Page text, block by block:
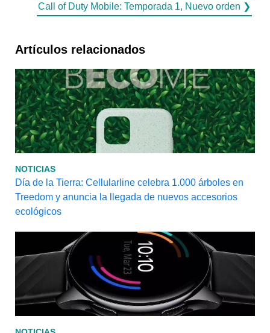
Call of Duty Mobile: Temporada 1, Nuevo orden ❯
Artículos relacionados
NOTICIAS
Día de la Tierra: Cellularline celebra 1.000 árboles en
Treedom y anuncia la llegada de nuevos accesorios
ecológicos